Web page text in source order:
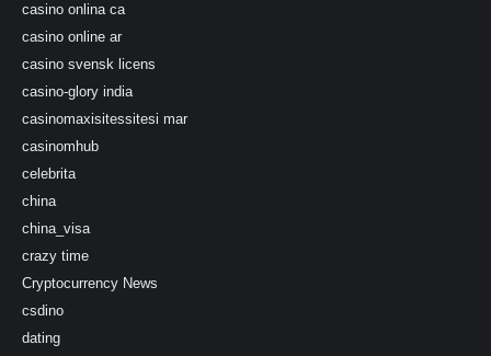
casino onlina ca
casino online ar
casino svensk licens
casino-glory india
casinomaxisitessitesi mar
casinomhub
celebrita
china
china_visa
crazy time
Cryptocurrency News
csdino
dating